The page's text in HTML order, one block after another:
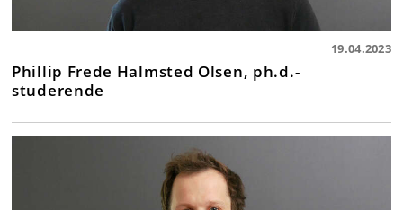
19.04.2023
Phillip Frede Halmsted Olsen, ph.d.-
studerende